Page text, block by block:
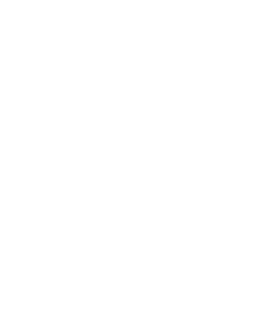
FORMATO: 15 x 21